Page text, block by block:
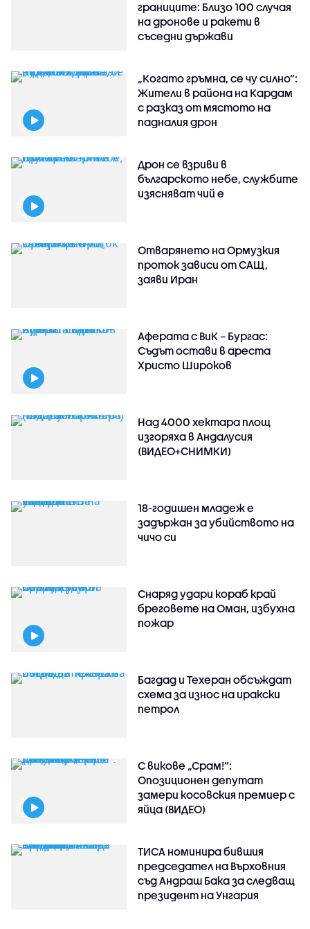
границите: Близо 100 случая
на дронове и ракети в
съседни държави
„Когато гръмна, се чу силно“:
Жители в района на Кардам
с разказ от мястото на
падналия дрон
Дрон се взриви в
българското небе, службите
изясняват чий е
Отварянето на Ормузкия
проток зависи от САЩ,
заяви Иран
Аферата с ВиК – Бургас:
Съдът остави в ареста
Христо Широков
Над 4000 хектара площ
изгоряха в Андалусия
(ВИДЕО+СНИМКИ)
18-годишен младеж е
задържан за убийството на
чичо си
Снаряд удари кораб край
бреговете на Оман, избухна
пожар
Багдад и Техеран обсъждат
схема за износ на иракски
петрол
С викове „Срам!“:
Опозиционен депутат
замери косовския премиер с
яйца (ВИДЕО)
ТИСА номинира бившия
председател на Върховния
съд Андраш Бака за следващ
президент на Унгария